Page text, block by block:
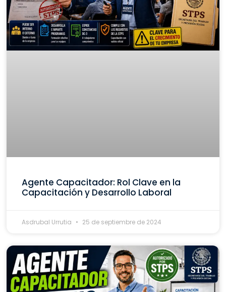
Agente Capacitador: Rol Clave en la
Capacitación y Desarrollo Laboral
Asdrubal Urrutia 25 de septiembre de 2024